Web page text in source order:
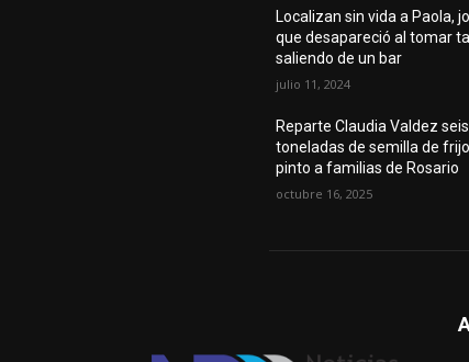
Localizan sin vida a Paola,
que desapareció al tomar
saliendo de un bar
julio 11, 2024
Reparte Claudia Valdez seis
toneladas de semilla de frijol
pinto a familias de Rosario
octubre 16, 2025